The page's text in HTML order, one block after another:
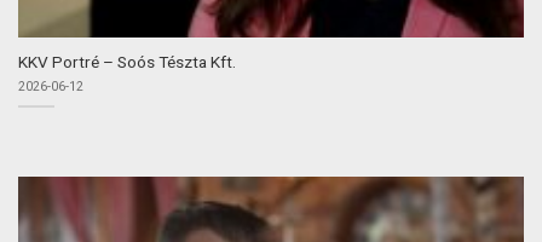
KKV Portré – Soós Tészta Kft.
2026-06-12